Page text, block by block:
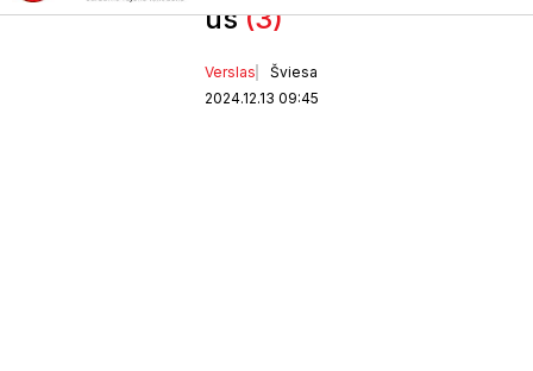
us(3)
Verslas
Šviesa
2024.12.13 09:45